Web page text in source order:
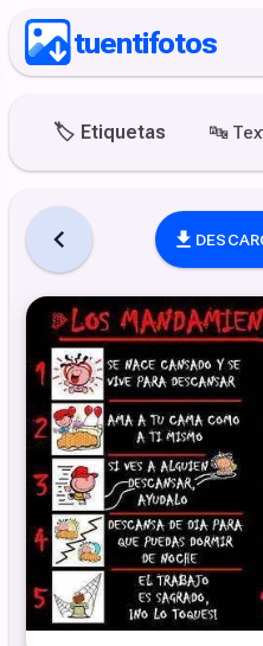
tuentifotos
🏷️ Etiquetas 🔤